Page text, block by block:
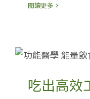
閱讀更多
吃出高效